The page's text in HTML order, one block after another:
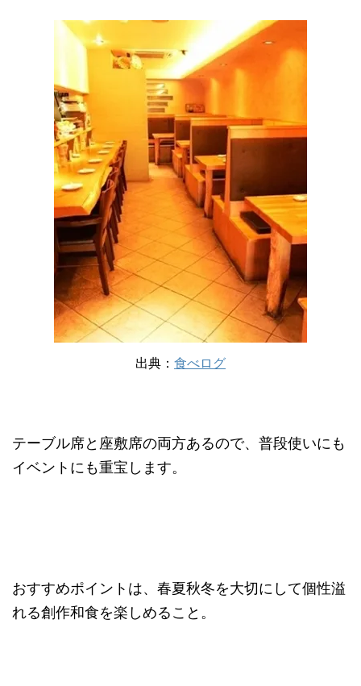
出典： 食べログ
テーブル席と座敷席の両方あるので、普段使いにも
イベントにも重宝します。
おすすめポイントは、春夏秋冬を大切にして個性溢
れる創作和食を楽しめること。